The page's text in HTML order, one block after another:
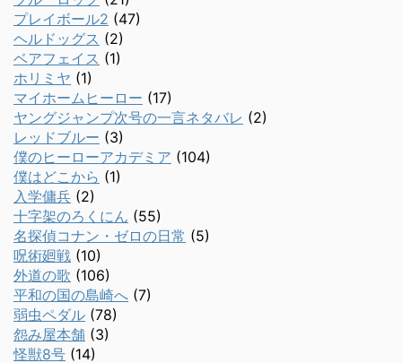
プレイボール2 (47)
ヘルドッグス (2)
ベアフェイス (1)
ホリミヤ (1)
マイホームヒーロー (17)
ヤングジャンプ次号の一言ネタバレ (2)
レッドブルー (3)
僕のヒーローアカデミア (104)
僕はどこから (1)
入学傭兵 (2)
十字架のろくにん (55)
名探偵コナン・ゼロの日常 (5)
呪術廻戦 (10)
外道の歌 (106)
平和の国の島崎へ (7)
弱虫ペダル (78)
怨み屋本舗 (3)
怪獣8号 (14)